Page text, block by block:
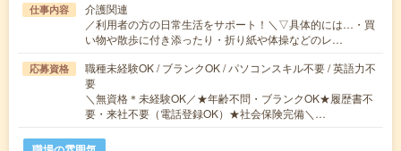
仕事内容
介護関連
／利用者の方の日常生活をサポート！＼▽具体的には…・買
い物や散歩に付き添ったり・折り紙や体操などのレ…
応募資格
職種未経験OK / ブランクOK / パソコンスキル不要 / 英語力不
要
＼無資格＊未経験OK／★年齢不問・ブランクOK★履歴書不
要・来社不要（電話登録OK）★社会保険完備＼…